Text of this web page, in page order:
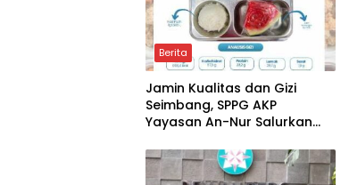
Berita
Jamin Kualitas dan Gizi
Seimbang, SPPG AKP
Yayasan An-Nur Salurkan
Perawang